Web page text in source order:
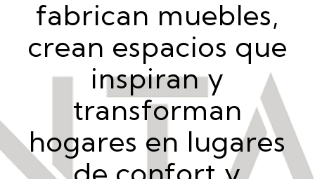
fabrican muebles,
crean espacios que
inspiran y
transforman
hogares en lugares